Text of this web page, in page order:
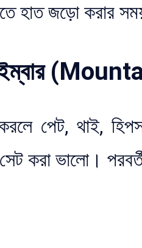
হাত জড়ো করার
পেট, থাই,
করা ভালো।